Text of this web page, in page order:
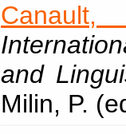
Canault,
and
Milin, P.